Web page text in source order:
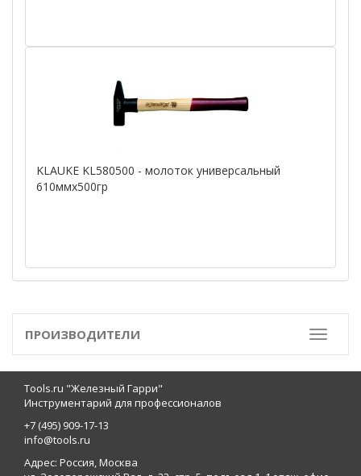
KLAUKE KL580500 - молоток универсальный
610ммх500гр
Toggle
ПРОИЗВОДИТЕЛИ
Tools.ru "Железный Гарри"
Инструментарий для профессионалов
+7 (495) 909-17-13
info@tools.ru
Адрес: Россия, Москва